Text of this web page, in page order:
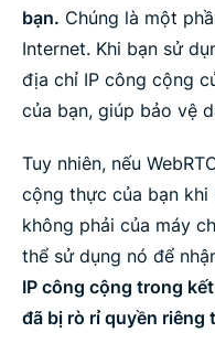
bạn. Chúng là một
Internet. Khi bạn sử
địa chỉ IP công cộng
của bạn, giúp bảo vệ
Tuy nhiên, nếu
cộng thực của bạn
không phải của máy
thể sử dụng nó để
IP công cộng trong
đã bị rò rỉ quyền riêng